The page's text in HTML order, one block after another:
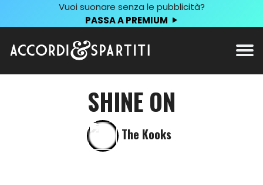
Vuoi suonare senza le pubblicità?
PASSA A PREMIUM
SHINE ON
The Kooks